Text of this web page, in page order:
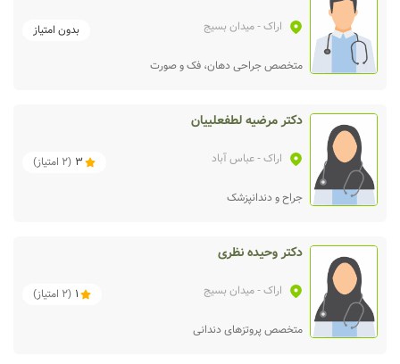
اراک- میدان بسیج بدون امتیاز
متخصص جراحی دهان، فک و صورت
دکتر مرضیه لطفعلییان
اراک- عباس آباد 3
(
2 امتیاز)
جراح و دندانپزشک
دکتر وحیده نظری
اراک- میدان بسیج 1
(
2 امتیاز)
متخصص پروتزهای دندانی